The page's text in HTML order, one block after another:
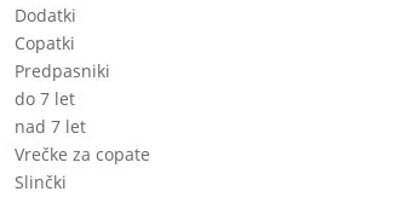
Dodatki
Copatki
Predpasniki
do 7 let
nad 7 let
Vrečke za copate
Slinčki